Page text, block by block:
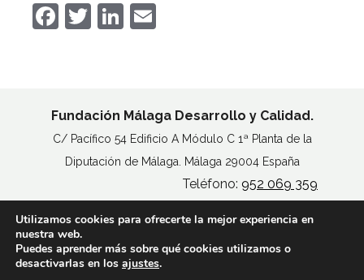
Facebook
TwitterLinkedIn
Email
Fundación Málaga Desarrollo y Calidad.
C/ Pacífico 54 Edificio A Módulo C 1ª Planta de la
Diputación de Málaga. Málaga 29004 España
Teléfono: 952 069 359
MAPA DEL SITIO
AVISO LEGAL
POLÍTICA DE COOKIES
Utilizamos cookies para ofrecerte la mejor experiencia en
nuestra web.
Puedes aprender más sobre qué cookies utilizamos o
desactivarlas en los ajustes.